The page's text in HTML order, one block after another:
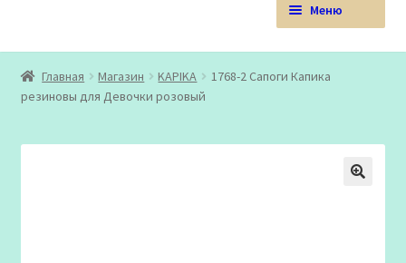
Меню
Obuvmart.pro | Детская обувь мелким оптом
Магазин
меню
Личный кабинет
Главная Магазин KAPIKA
1768-2 Сапоги Капика
резиновы для Девочки розовый